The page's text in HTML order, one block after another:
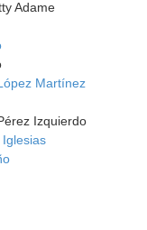
Adame
Martínez
Izquierdo